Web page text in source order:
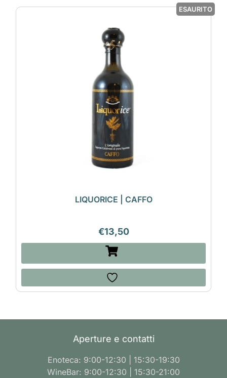
ESAURITO
LIQUORICE | CAFFO
€13,50
Aperture e contatti
Enoteca: 9:00-12:30 | 15:30-19:30
WineBar: 9:00-12:30 | 15:30-21:00